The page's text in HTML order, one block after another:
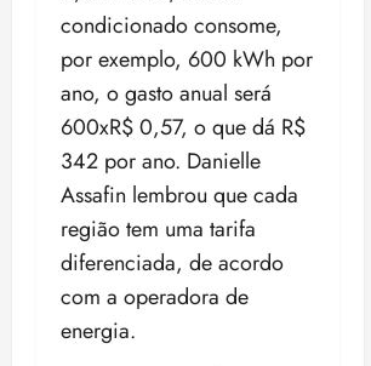
condicionado consome,
por exemplo, 600 kWh por
ano, o gasto anual será
600xR$ 0,57, o que dá R$
342 por ano. Danielle
Assafin lembrou que cada
região tem uma tarifa
diferenciada, de acordo
com a operadora de
energia.